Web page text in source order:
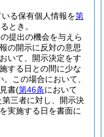
る保有個人情報を第
とき。
提出の機会を与えら
の開示に反対の意思
いて、開示決定をす
する日との間に少な
この場合において、
書(第46条において
第三者に対し、開示決
実施する日を書面に